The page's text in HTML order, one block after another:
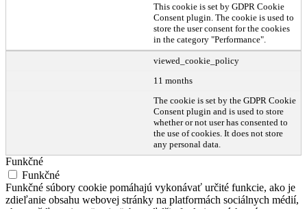
This cookie is set by GDPR Cookie
Consent plugin. The cookie is used to
store the user consent for the cookies
in the category "Performance".
viewed_cookie_policy
11 months
The cookie is set by the GDPR Cookie
Consent plugin and is used to store
whether or not user has consented to
the use of cookies. It does not store
any personal data.
Funkčné
Funkčné
Funkčné súbory cookie pomáhajú vykonávať určité funkcie, ako je
zdieľanie obsahu webovej stránky na platformách sociálnych médií,